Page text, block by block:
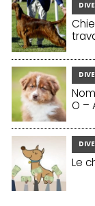
O –
Le